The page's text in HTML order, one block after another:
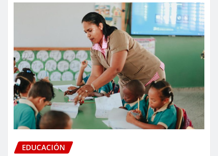
EDUCACIÓN